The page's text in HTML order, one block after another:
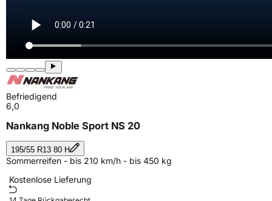
Befriedigend
6,0
Nankang Noble Sport NS 20
195/55 R13 80 H
Sommerreifen - bis 210 km/h - bis 450 kg
Kostenlose Lieferung